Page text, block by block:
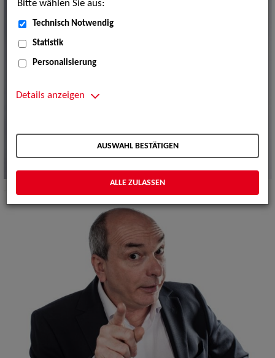
Bitte wählen Sie aus:
Technisch Notwendig
Statistik
Personalisierung
Details anzeigen
AUSWAHL BESTÄTIGEN
ALLE ZULASSEN